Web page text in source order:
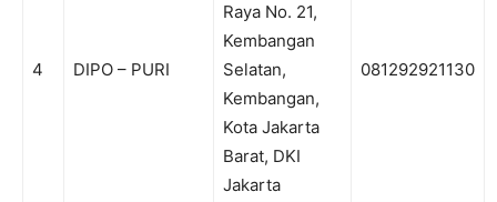
4 DIPO – PURI
Raya No. 21,
Kembangan
Selatan,
Kembangan,
Kota Jakarta
Barat, DKI
Jakarta
081292921130